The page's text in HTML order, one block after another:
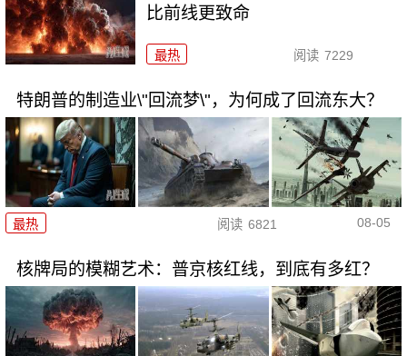
比前线更致命
最热 阅读 7229
特朗普的制造业\"回流梦\"，为何成了回流东大？
最热 阅读 6821 08-05
核牌局的模糊艺术：普京核红线，到底有多红？